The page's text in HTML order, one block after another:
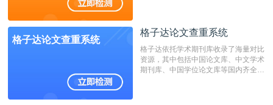
编辑部检测来稿和已发表的文献,检测
测时注意填写第一作者,才能排除已发
表文献复制比。（限制字符数1万）
格子达论文查重系统
格子达论文查重系统
格子达依托学术期刊库收录了海量对比
资源，其中包括中国论文库、中文学术
期刊库、中国学位论文库等国内齐全的